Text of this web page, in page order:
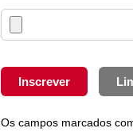
Os campos marcados